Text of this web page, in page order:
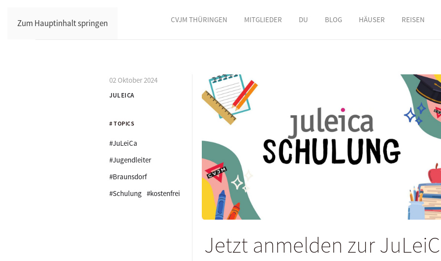
Zum Hauptinhalt springen CVJM THÜRINGEN MITGLIEDER DU BLOG HÄUSER REISEN
02 Oktober 2024
JULEICA
# TOPICS
#JuLeiCa
#Jugendleiter
#Braunsdorf
#Schulung #kostenfrei
Jetzt anmelden zur